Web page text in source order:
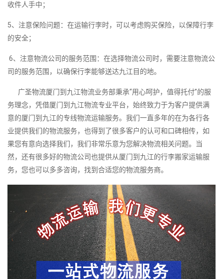
收件人手中；
5、注意保险问题：在运输行李时，可以考虑购买保险，以保障行李
的安全；
6、注意物流公司的服务范围：在选择物流公司时，需要注意物流公
司的服务范围，以确保行李能够送达九江目的地。
广圣物流厦门到九江物流业务部秉承“用心呵护，值得托付”的服
务理念，凭借厦门到九江物流专业平台，始终致力于为客户提供满
意的厦门到九江的专线物流运输服务。我们一直多年的在为各行各
业提供我们的物流服务，也得到了很多客户的认可和口碑相传，如
果您有意向选择我们，我们非常乐意为您解决物流相关问题。当
然，还有很多好的物流公司也提供从厦门到九江的行李搬家运输服
务，您也可以多多咨询，找到合适您的物流服务商。